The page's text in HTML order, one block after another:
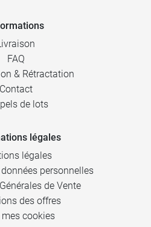
FAQ
& Rétractation
Contact
de lots
légales
légales
personnelles
de Vente
des offres
mes cookies